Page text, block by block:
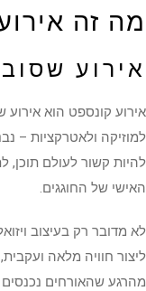
מה זה
אירוע
אירוע קונספט הוא
למוזיקה ולאטרקציות –
להיות קשור לעולם תוכן,
האישי של החוגגים.
לא מדובר רק בעיצוב
ליצור חוויה מלאה
מהרגע שהאורחים